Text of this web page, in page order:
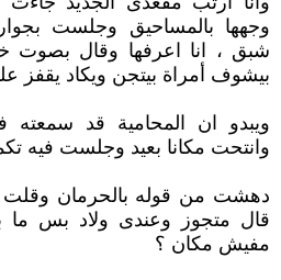
وجهها بالمساحيق وجلست
شبق ، انا اعرفها وقال بصوت
بيشوف أمراة بيتجن ويكاد يقفز
ويبدو ان المحامية قد سمعته
وانتحت مكانا بعيد وجلست فيه
دهشت من قوله بالحرمان
قال متجوز وعندى ولاد بس ما
مفيش مكان ؟